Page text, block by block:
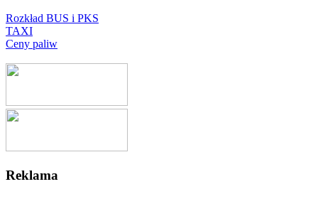
Rozkład BUS i PKS
TAXI
Ceny paliw
Reklama